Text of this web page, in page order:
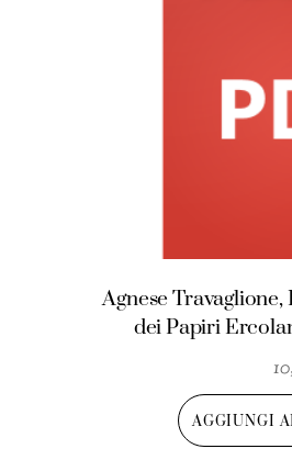
Agnese
dei Papiri
AGGIUNGI